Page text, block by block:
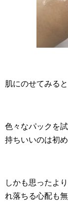
肌にのせてみる
色々なパックを
持ちいいのは初め
しかも思ったよ
れ落ちる心配も無